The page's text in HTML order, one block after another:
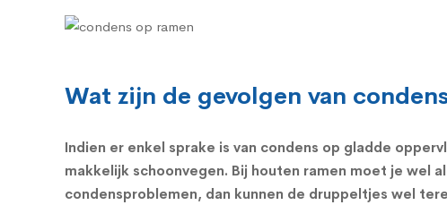
Wat zijn de gevolgen van
Indien er enkel sprake is van condens op gladde
makkelijk schoonvegen. Bij houten ramen moet je wel
condensproblemen, dan kunnen de druppeltjes wel